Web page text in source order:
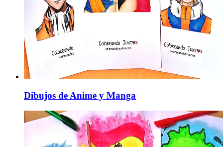
Dibujos de Anime y Manga